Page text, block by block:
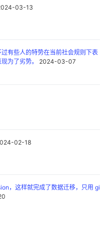
03-13
有些人的特势在当前社会规则下表
为了劣势。
2024-03-07
02-18
，这样就完成了数据迁移，只用 gi